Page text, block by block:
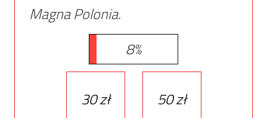
Magna Polonia.
8%
30 zł 50 zł